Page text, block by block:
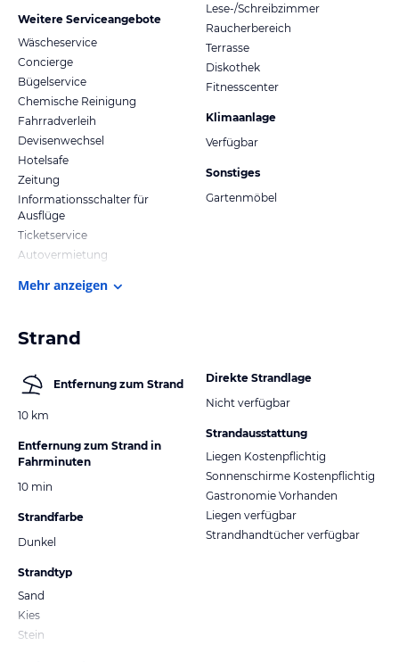
Weitere Serviceangebote
Wäscheservice
Concierge
Bügelservice
Chemische Reinigung
Fahrradverleih
Devisenwechsel
Hotelsafe
Zeitung
Informationsschalter für
Ausflüge
Ticketservice
Autovermietung
Lese-/Schreibzimmer
Raucherbereich
Terrasse
Diskothek
Fitnesscenter
Klimaanlage
Verfügbar
Sonstiges
Gartenmöbel
Mehr anzeigen
Strand
Entfernung zum Strand
10 km
Entfernung zum Strand in
Fahrminuten
10 min
Strandfarbe
Dunkel
Strandtyp
Sand
Kies
Stein
Direkte Strandlage
Nicht verfügbar
Strandausstattung
Liegen Kostenpflichtig
Sonnenschirme Kostenpflichtig
Gastronomie Vorhanden
Liegen verfügbar
Strandhandtücher verfügbar